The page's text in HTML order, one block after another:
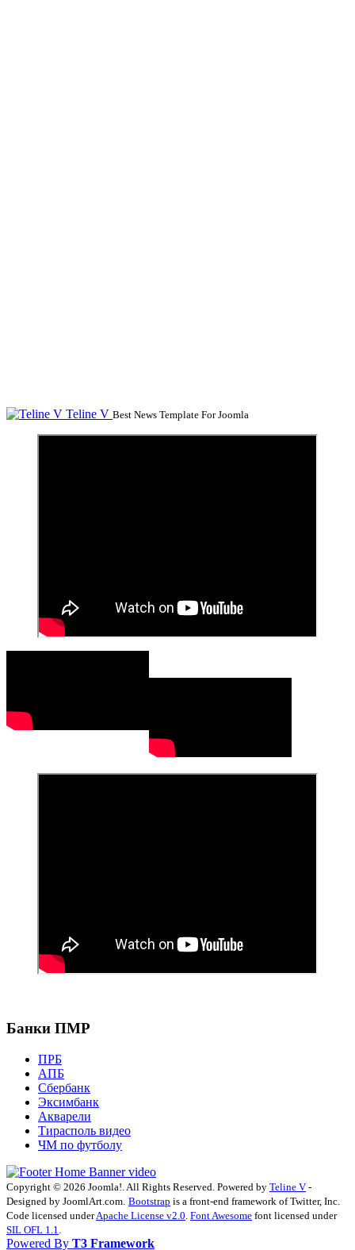
Teline V Best News Template For Joomla
Банки ПМР
ПРБ
АПБ
Сбербанк
Эксимбанк
Акварели
Тирасполь видео
ЧМ по футболу
Copyright © 2026 Joomla!. All Rights Reserved. Powered by Teline V -
Designed by JoomlArt.com. Bootstrap is a front-end framework of Twitter, Inc.
Code licensed underApache License v2.0 Font Awesome font licensed under
SIL OFL 1.1
Powered By T3 Framework